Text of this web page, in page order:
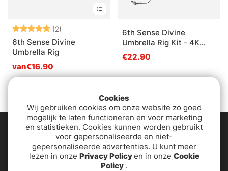
Beoordeling:
(2)
6th Sense Divine
Umbrella Rig
van€16.90
6th Sense Divine
Umbrella Rig Kit - 4K
Shad
€22.90
Cookies
Wij gebruiken cookies om onze website zo goed
mogelijk te laten functioneren en voor marketing
en statistieken. Cookies kunnen worden gebruikt
voor gepersonaliseerde en niet-
gepersonaliseerde advertenties. U kunt meer
lezen in onze Privacy Policyen in onze Cookie
Policy .